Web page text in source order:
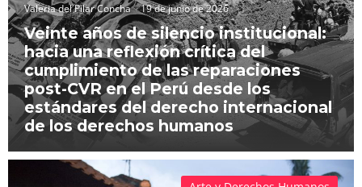
Valeria del Pilar Concha 19 de junio de 2026
Veinte años de silencio institucional:
hacia una reflexión crítica del
cumplimiento de las reparaciones
post-CVR en el Perú desde los
estándares del derecho internacional
de los derechos humanos